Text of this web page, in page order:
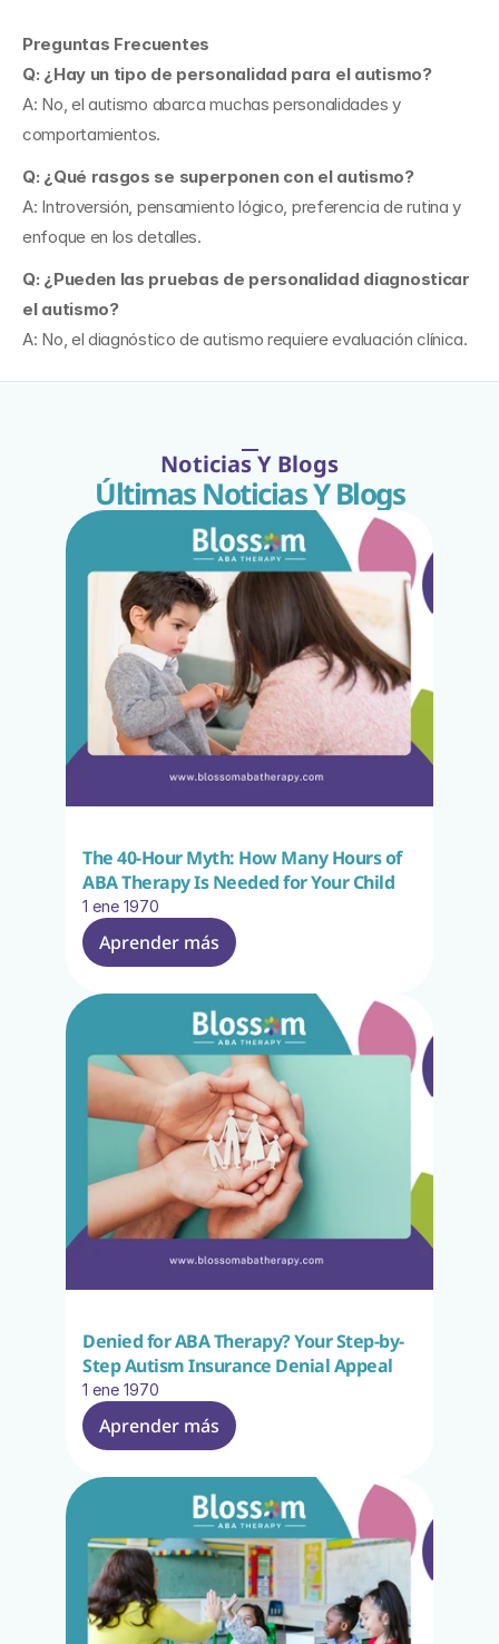
Preguntas Frecuentes
Q: ¿Hay un tipo de personalidad para el autismo?
A: No, el autismo abarca muchas personalidades y
comportamientos.
Q: ¿Qué rasgos se superponen con el autismo?
A: Introversión, pensamiento lógico, preferencia de rutina y
enfoque en los detalles.
Q: ¿Pueden las pruebas de personalidad diagnosticar
el autismo?
A: No, el diagnóstico de autismo requiere evaluación clínica.
Noticias Y Blogs
Últimas Noticias Y Blogs
The 40-Hour Myth: How Many Hours of
ABA Therapy Is Needed for Your Child
1 ene 1970
Aprender más
Denied for ABA Therapy? Your Step-by-
Step Autism Insurance Denial Appeal
1 ene 1970
Aprender más